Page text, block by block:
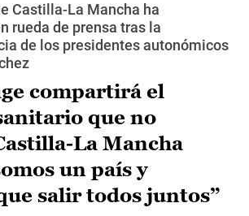
Castilla-La Mancha ha
rueda de prensa tras la
de los presidentes autonómicos
compartirá el
que no
La Mancha
un país y
salir todos juntos”